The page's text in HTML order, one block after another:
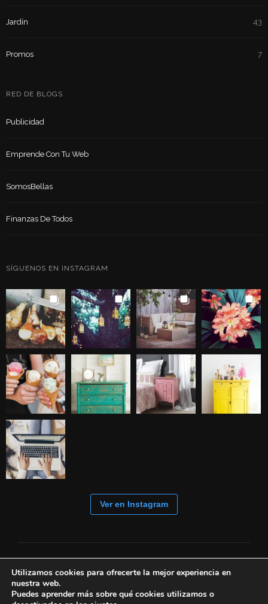
Jardín 43
Promos 7
RED DE BLOGS
Publicidad
Emprende Con Tu Web
SomosBellas
Finanzas De Todos
SÍGUENOS EN INSTAGRAM
Ver en Instagram
Utilizamos cookies para ofrecerte la mejor experiencia en
nuestra web.
Puedes aprender más sobre qué cookies utilizamos o